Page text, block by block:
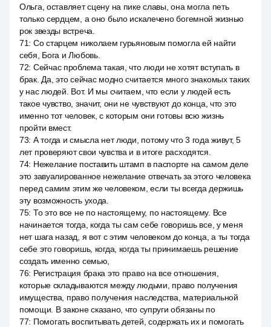
Ольга, оставляет сцену на пике славы, она могла петь
только сердцем, а оно было искалечено богемной жизнью
рок звезды встреча.
71: Со старцем николаем гурьяновым помогла ей найти
себя, Бога и Любовь.
72: Сейчас проблема такая, что люди не хотят вступать в
брак. Да, это сейчас модно считается много знакомых таких
у нас людей. Вот. И мы считаем, что если у людей есть
такое чувство, значит, они не чувствуют до конца, что это
именно тот человек, с которым они готовы всю жизнь
пройти вмест.
73: А тогда и смысла нет люди, потому что 3 года живут, 5
лет проверяют свои чувства и в итоге расходятся.
74: Нежелание поставить штамп в паспорте на самом деле
это завуалированное нежелание отвечать за этого человека
перед самим этим же человеком, если ты всегда держишь
эту возможность ухода.
75: То это все не по настоящему, по настоящему. Все
начинается тогда, когда ты сам себе говоришь все, у меня
нет шага назад, я вот с этим человеком до конца, а ты тогда
себе это говоришь, когда, когда ты принимаешь решение
создать именно семью,
76: Регистрация брака это право на все отношения,
которые складываются между людьми, право получения
имущества, право получения наследства, материальной
помощи. В законе сказано, что супруги обязаны по
77: Помогать воспитывать детей, содержать их и помогать